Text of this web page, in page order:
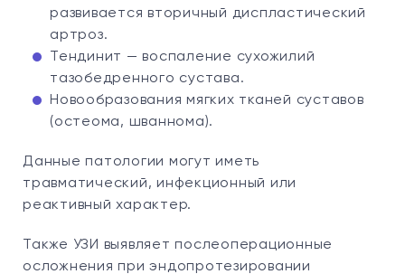
развивается вторичный диспластический
артроз.
Тендинит — воспаление сухожилий
тазобедренного сустава.
Новообразования мягких тканей суставов
(остеома, шваннома).
Данные патологии могут иметь
травматический, инфекционный или
реактивный характер.
Также УЗИ выявляет послеоперационные
осложнения при эндопротезировании